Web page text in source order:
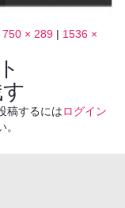
750 × 289 | 1536 ×
稿するにはログイン
。